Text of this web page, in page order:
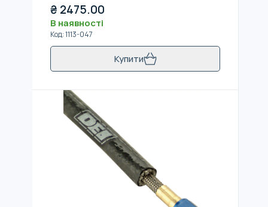
₴ 2475.00
В наявності
Код:1113-047
Купити